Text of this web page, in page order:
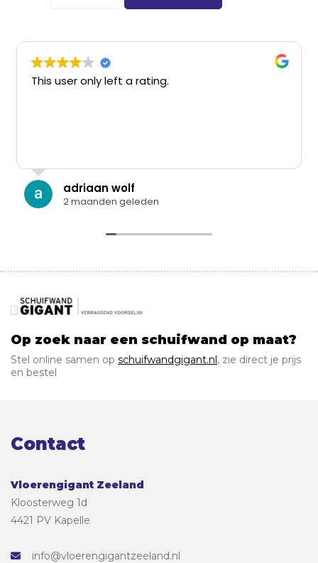
This user only left a rating.
adriaan wolf
2 maanden geleden
Op zoek naar een schuifwand op maat?
Stel online samen op schuifwandgigant.nl, zie direct je prijs
en bestel
Contact
Vloerengigant Zeeland
Kloosterweg 1d
4421 PV Kapelle
info@vloerengigantzeeland.nl